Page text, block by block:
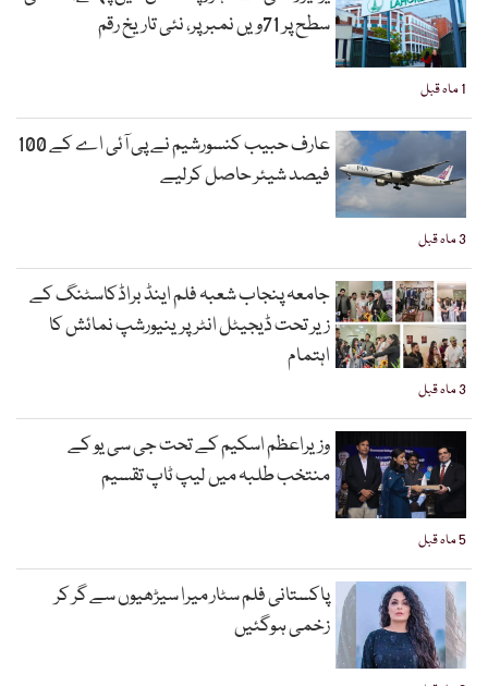
1 ماہ قبل
سطح پر 71ویں نمبر پر، نئی تاریخ رقم
3 ماہ قبل
عارف حبیب کنسورشیم نے پی آئی اے کے 100
فیصد شیئر حاصل کرلیے
3 ماہ قبل
جامعہ پنجاب شعبہ فلم اینڈ براڈکاسٹنگ کے
زیر تحت ڈیجیٹل انٹرپرینیورشپ نمائش کا
اہتمام
5 ماہ قبل
وزیراعظم اسکیم کے تحت جی سی یو کے
منتخب طلبہ میں لیپ ٹاپ تقسیم
پاکستانی فلم سٹار میرا سیڑھیوں سے گر کر
زخمی ہوگئیں